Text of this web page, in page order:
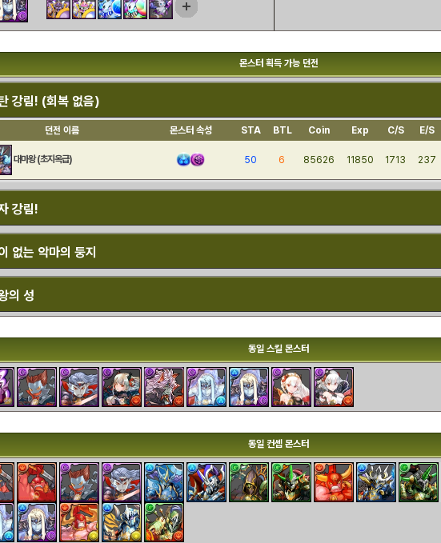
몬스터 획득 가능 던전
강림! (회복 없음)
던전 이름 몬스터 속성 STA BTL Coin Exp C/S E/S
대마왕 (초지옥급) 50 6 85626 11850 1713 237
강림!
없는 악마의 둥지
의 성
동일 스킬 몬스터
동일 컨셉 몬스터